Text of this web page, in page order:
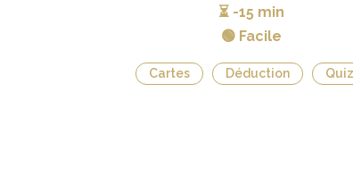
⏳ -15 min
🟢 Facile
Cartes Déduction Quiz